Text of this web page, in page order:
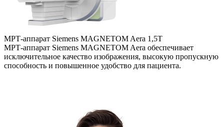
МРТ-аппарат Siemens MAGNETOM Aera 1,5Т
МРТ-аппарат Siemens MAGNETOM Aera обеспечивает
исключительное качество изображения, высокую пропускную
способность и повышенное удобство для пациента.